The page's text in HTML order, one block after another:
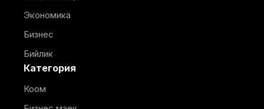
Экономика
Бизнес
Бийлик
Категория
Коом